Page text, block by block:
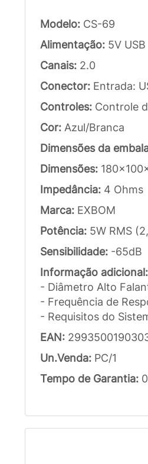
Modelo: CS-69
Alimentação: 5V USB
Canais: 2.0
Conector: Entrada:
Controles: Controle
Cor: Azul/Branca
Dimensões da
Dimensões:
Impedância: 4 Ohms
Marca: EXBOM
Potência: 5W RMS
Sensibilidade: -65dB
Informação adicional:
- Diâmetro Alto
- Frequência de
- Requisitos do
EAN:
Un.Venda: PC/1
Tempo de Garantia: